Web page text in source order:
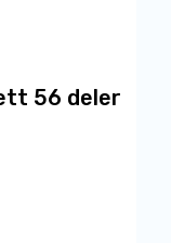
56 deler